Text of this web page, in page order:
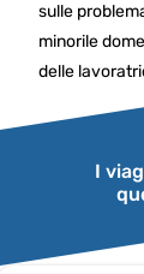
sulle
minorile
delle
I